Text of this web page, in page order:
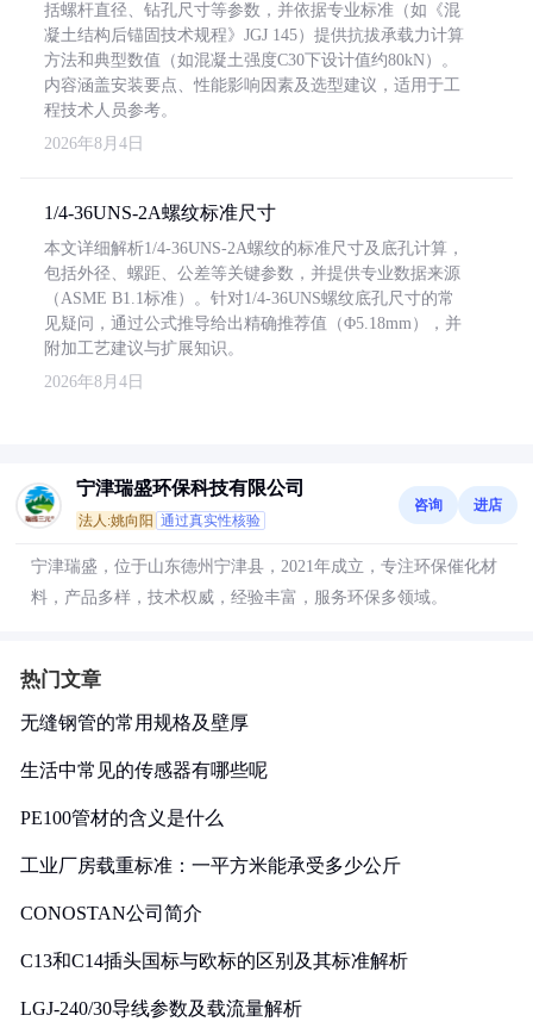
括螺杆直径、钻孔尺寸等参数，并依据专业标准（如《混
凝土结构后锚固技术规程》JGJ 145）提供抗拔承载力计算
方法和典型数值（如混凝土强度C30下设计值约80kN）。
内容涵盖安装要点、性能影响因素及选型建议，适用于工
程技术人员参考。
2026年8月4日
1/4-36UNS-2A螺纹标准尺寸
本文详细解析1/4-36UNS-2A螺纹的标准尺寸及底孔计算，
包括外径、螺距、公差等关键参数，并提供专业数据来源
（ASME B1.1标准）。针对1/4-36UNS螺纹底孔尺寸的常
见疑问，通过公式推导给出精确推荐值（Φ5.18mm），并
附加工艺建议与扩展知识。
2026年8月4日
宁津瑞盛环保科技有限公司
法人:姚向阳 通过真实性核验
咨询 进店
宁津瑞盛，位于山东德州宁津县，2021年成立，专注环保催化材
料，产品多样，技术权威，经验丰富，服务环保多领域。
热门文章
无缝钢管的常用规格及壁厚
生活中常见的传感器有哪些呢
PE100管材的含义是什么
工业厂房载重标准：一平方米能承受多少公斤
CONOSTAN公司简介
C13和C14插头国标与欧标的区别及其标准解析
LGJ-240/30导线参数及载流量解析